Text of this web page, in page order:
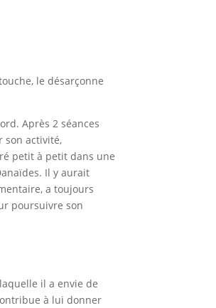
le désarçonne
Après 2 séances
son activité,
petit à petit dans une
Il y aurait
a toujours
poursuivre son
il a envie de
à lui donner